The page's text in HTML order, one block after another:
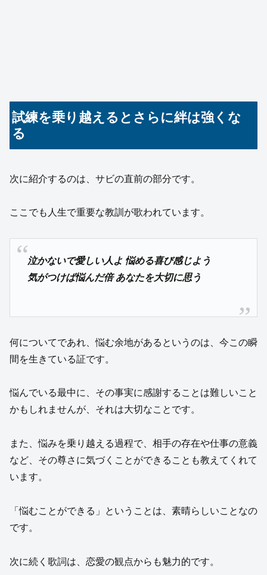
試練を乗り越えるとさらに絆は強くな
る
次に紹介するのは、サビの直前の部分です。
ここでも人生で重要な教訓が歌われています。
泣かないで愛しい人よ 悩める喜び感じよう
気がつけば悩んだ倍 あなたを大切に思う
何についてであれ、悩む余地があるというのは、今この瞬
間を生きている証です。
悩んでいる最中に、その事実に感謝することは難しいこと
かもしれませんが、それは大切なことです。
また、悩みを乗り越える過程で、相手の存在や仕事の意義
など、その尊さに気づくことができることも教えてくれて
います。
「悩むことができる」ということは、素晴らしいことなの
です。
次に続く歌詞は、恋愛の観点からも魅力的です。